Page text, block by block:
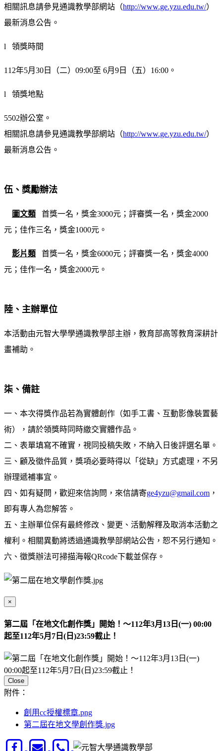
相關訊息請參見通識教學部網站（http://www.ge.yzu.edu.tw/）
最新消息公告。
l 領獎時間
112年5月30日（二）09:00至 6月9日（五）16:00。
l 領獎地點
5502辦公室。
相關訊息請參見通識教學部網站（http://www.ge.yzu.edu.tw/）
最新消息公告。
伍、獎勵辦法
圖文類
首獎一名，獎金3000元；評審獎一名，獎金2000
元；佳作三名，獎金1000元。
影片類
首獎一名，獎金6000元；評審獎一名，獎金4000
元；佳作一名，獎金2000元。
陸、主辦單位
本活動由元智大學學通識教學部主辦，教育部高等教育深耕計
畫補助。
柒、備註
一、本次得獎作品若為實體創作（如手工書、互動影像裝置藝
術），請於領獎時同時繳交實體作品。
二、表單填寫不確實，視同投稿失敗，不納入日後評選名單。
三、顧及徵件品質，獎項必要時得以「從缺」方式處理，不另
辦理遞補事宜。
四、如有疑問，歡迎來信詢問，來信請寄ge4yzu@gmail.com ，
即有專人為您解答。
五、主辦單位保有最終修改、變更、活動解釋及取消本活動之
權利。相關異動將透過通識教學部網站公吿，恕不另行通知。
六、徵獎辦法可掃描海報QRcode下載並保存。
×
第二屆「在地文化創作獎」開始！～112年3月13日(一) 00:00
起至112年5月7日(日)23:59截止！
Close
附件：
創用cc授權標章.png
第二屆在地文學創作獎.jpg